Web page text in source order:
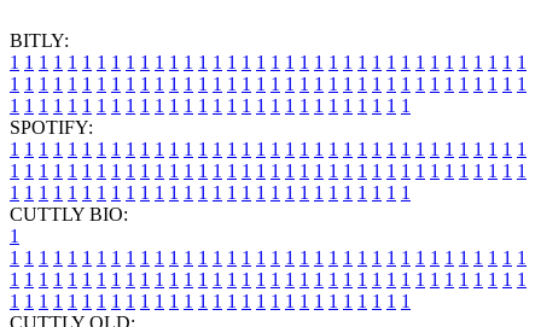
BITLY:
1 1 1 1 1 1 1 1 1 1 1 1 1 1 1 1 1 1 1 1 1 1 1 1 1 1 1 1 1 1 1 1 1 1 1 1
1 1 1 1 1 1 1 1 1 1 1 1 1 1 1 1 1 1 1 1 1 1 1 1 1 1 1 1 1 1 1 1 1 1 1 1
1 1 1 1 1 1 1 1 1 1 1 1 1 1 1 1 1 1 1 1 1 1 1 1 1 1 1 1
SPOTIFY:
1 1 1 1 1 1 1 1 1 1 1 1 1 1 1 1 1 1 1 1 1 1 1 1 1 1 1 1 1 1 1 1 1 1 1 1
1 1 1 1 1 1 1 1 1 1 1 1 1 1 1 1 1 1 1 1 1 1 1 1 1 1 1 1 1 1 1 1 1 1 1 1
1 1 1 1 1 1 1 1 1 1 1 1 1 1 1 1 1 1 1 1 1 1 1 1 1 1 1 1
CUTTLY BIO:
1
1 1 1 1 1 1 1 1 1 1 1 1 1 1 1 1 1 1 1 1 1 1 1 1 1 1 1 1 1 1 1 1 1 1 1 1
1 1 1 1 1 1 1 1 1 1 1 1 1 1 1 1 1 1 1 1 1 1 1 1 1 1 1 1 1 1 1 1 1 1 1 1
1 1 1 1 1 1 1 1 1 1 1 1 1 1 1 1 1 1 1 1 1 1 1 1 1 1 1 1
CUTTLY OLD: